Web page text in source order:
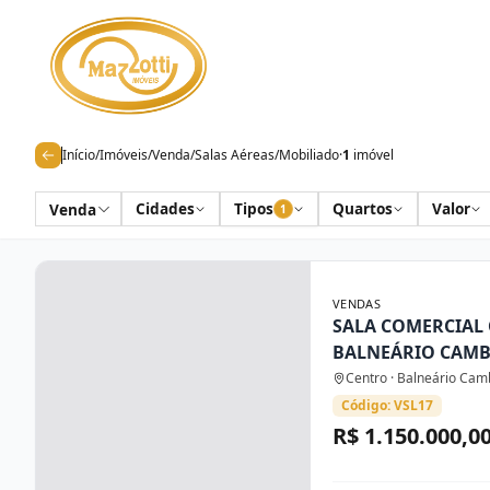
Início/Imóveis/Venda/Salas Aéreas/Mobiliado·1 imóvel
Venda Cidades Tipos 1 Quartos Valor
VENDAS
SALA
BALNEÁRIO
Centro · Balneário
Código: VSL17
R$